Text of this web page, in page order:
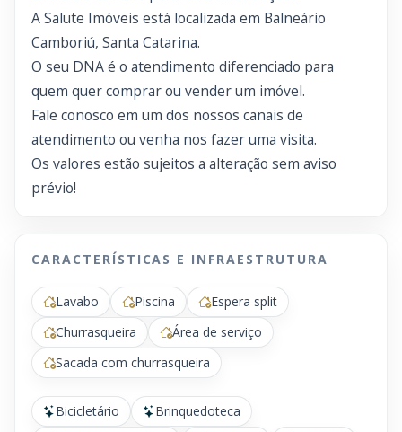
A Salute Imóveis está localizada em Balneário
Camboriú, Santa Catarina.
O seu DNA é o atendimento diferenciado para
quem quer comprar ou vender um imóvel.
Fale conosco em um dos nossos canais de
atendimento ou venha nos fazer uma visita.
Os valores estão sujeitos a alteração sem aviso
prévio!
CARACTERÍSTICAS E INFRAESTRUTURA
Lavabo Piscina
Espera split
Churrasqueira
Área de serviço
Sacada com churrasqueira
Bicicletário
Brinquedoteca